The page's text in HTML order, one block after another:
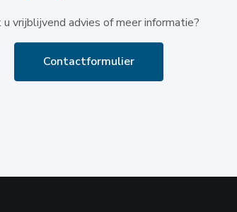
vrijblijvend advies of meer informatie?
Contactformulier